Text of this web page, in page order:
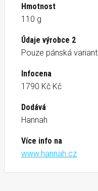
Hmotnost
110 g
Údaje výrobce 2
Pouze pánská
Infocena
1790 Kč Kč
Dodává
Hannah
Více info na
www.hannah.cz